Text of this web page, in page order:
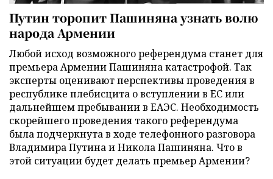
Путин торопит Пашиняна узнать волю
народа Армении
Любой исход возможного референдума станет для
премьера Армении Пашиняна катастрофой. Так
эксперты оценивают перспективы проведения в
республике плебисцита о вступлении в ЕС или
дальнейшем пребывании в ЕАЭС. Необходимость
скорейшего проведения такого референдума
была подчеркнута в ходе телефонного разговора
Владимира Путина и Никола Пашиняна. Что в
этой ситуации будет делать премьер Армении?